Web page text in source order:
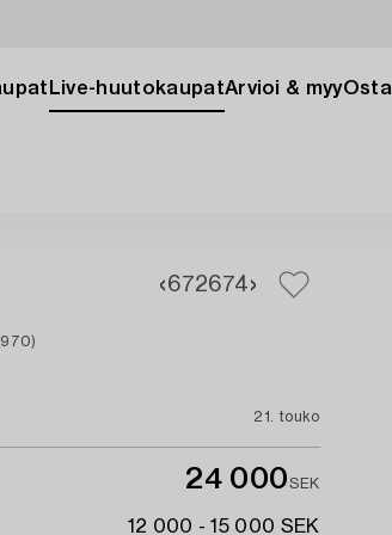
Live-huutokaupatArvioi & myyOsta
672674
21. touko
24 000SEK
12 000 - 15 000 SEK